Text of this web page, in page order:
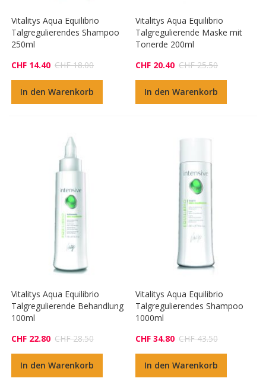
Vitalitys Aqua Equilibrio
Talgregulierendes Shampoo
250ml
CHF 14.40 CHF 18.00
In den Warenkorb
Vitalitys Aqua Equilibrio
Talgregulierende Maske mit
Tonerde 200ml
CHF 20.40 CHF 25.50
In den Warenkorb
Vitalitys Aqua Equilibrio
Talgregulierende Behandlung
100ml
CHF 22.80 CHF 28.50
In den Warenkorb
Vitalitys Aqua Equilibrio
Talgregulierendes Shampoo
1000ml
CHF 34.80 CHF 43.50
In den Warenkorb